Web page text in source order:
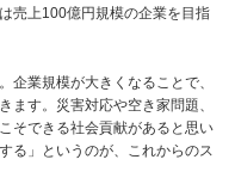
売上100億円規模の企業を目指
企業規模が大きくなることで、
ます。災害対応や空き家問題、
そできる社会貢献があると思い
る」というのが、これからのス